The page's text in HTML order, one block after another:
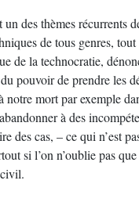
des thèmes récurrents
de tous genres,
de la technocratie,
pouvoir de prendre les
notre mort par exemple
à des
des cas, – ce qui n’est
si l’on n’oublie pas